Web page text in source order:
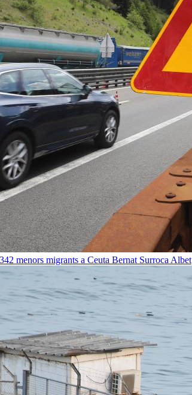
menors migrants a Ceuta Bernat Surroca Albet